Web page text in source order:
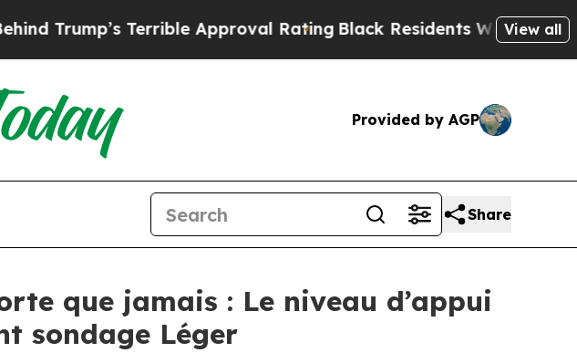
Terrible Approval Rating Black Residents Warned ofView all
Provided by AGP
Share
que jamais : Le niveau d’appui
sondage Léger